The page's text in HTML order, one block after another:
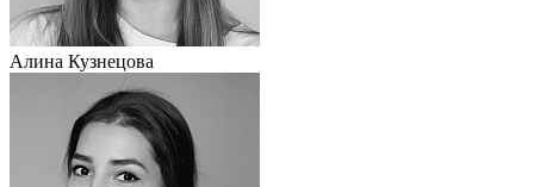
Алина Кузнецова